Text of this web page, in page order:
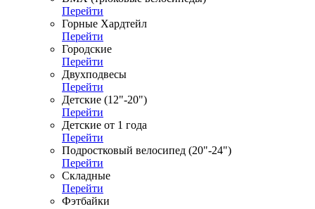
Перейти
Горные Хардтейл
Перейти
Городские
Перейти
Двухподвесы
Перейти
Детские (12"-20")
Перейти
Детские от 1 года
Перейти
Подростковый велосипед (20"-24")
Перейти
Складные
Перейти
Фэтбайки